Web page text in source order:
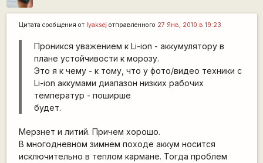
Цитата сообщения от lyaksej отправленного 27 Янв, 2010 в 19:23
Проникся уважением к Li-ion - аккумулятору в
плане устойчивости к морозу.
Это я к чему - к тому, что у фото/видео техники с
Li-ion аккумами диапазон низких рабочих
температур - поширше
будет.
Мерзнет и литий. Причем хорошо.
В многодневном зимнем походе аккум носится
исключительно в теплом кармане. Тогда проблем